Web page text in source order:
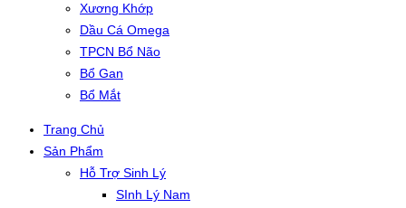
Xương Khớp
Dầu Cá Omega
TPCN Bổ Não
Bổ Gan
Bổ Mắt
Trang Chủ
Sản Phẩm
Hỗ Trợ Sinh Lý
SInh Lý Nam